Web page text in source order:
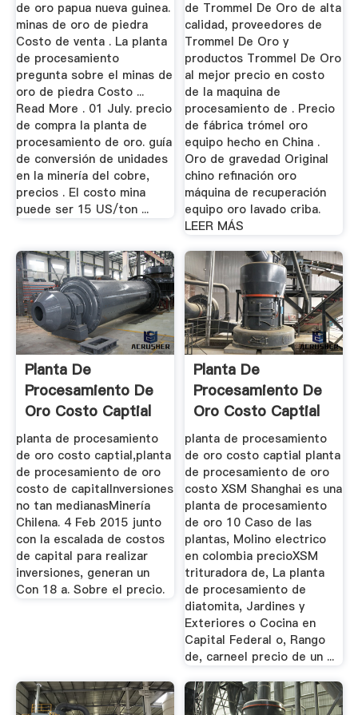
de oro papua nueva guinea.
minas de oro de piedra
Costo de venta . La planta
de procesamiento
pregunta sobre el minas de
oro de piedra Costo ...
Read More . 01 July. precio
de compra la planta de
procesamiento de oro. guía
de conversión de unidades
en la minería del cobre,
precios . El costo mina
puede ser 15 US/ton ...
de Trommel De Oro de alta
calidad, proveedores de
Trommel De Oro y
productos Trommel De Oro
al mejor precio en costo
de la maquina de
procesamiento de . Precio
de fábrica trómel oro
equipo hecho en China .
Oro de gravedad Original
chino refinación oro
máquina de recuperación
equipo oro lavado criba.
LEER MÁS
Planta De
Procesamiento De
Oro Costo Captial
planta de procesamiento
de oro costo captial,planta
de procesamiento de oro
costo de capitalInversiones
no tan medianasMinería
Chilena. 4 Feb 2015 junto
con la escalada de costos
de capital para realizar
inversiones, generan un
Con 18 a. Sobre el precio.
Planta De
Procesamiento De
Oro Costo Captial
planta de procesamiento
de oro costo captial planta
de procesamiento de oro
costo XSM Shanghai es una
planta de procesamiento
de oro 10 Caso de las
plantas, Molino electrico
en colombia precioXSM
trituradora de, La planta
de procesamiento de
diatomita, Jardines y
Exteriores o Cocina en
Capital Federal o, Rango
de, carneel precio de un ...